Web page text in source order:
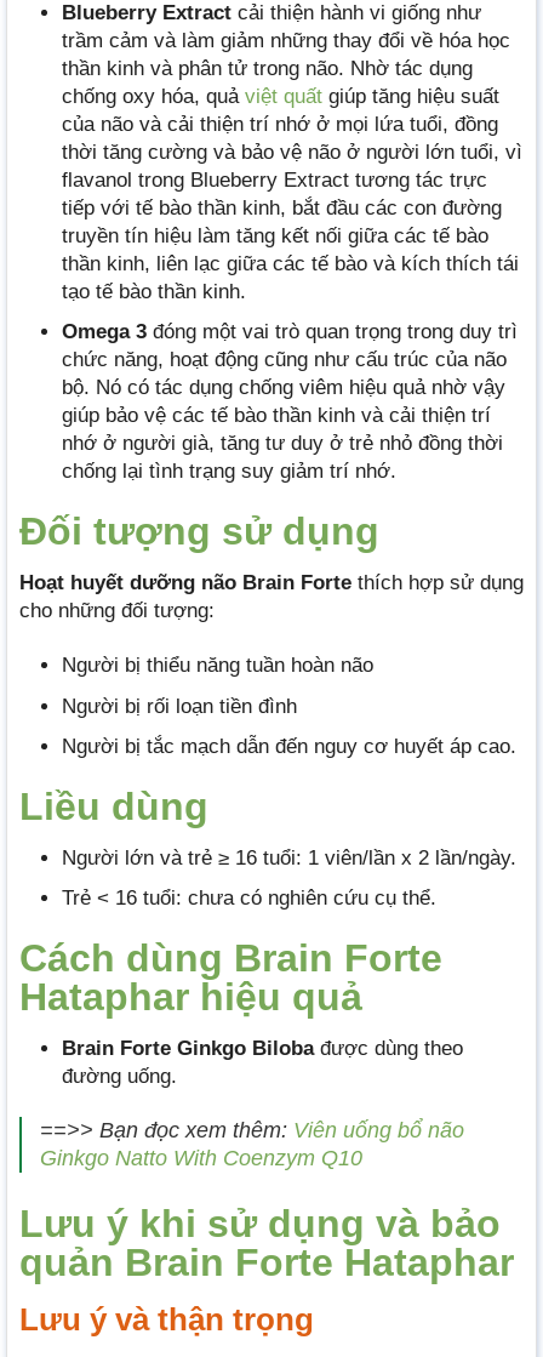
Blueberry Extract cải thiện hành vi giống như
trầm cảm và làm giảm những thay đổi về hóa học
thần kinh và phân tử trong não. Nhờ tác dụng
chống oxy hóa, quả việt quất giúp tăng hiệu suất
của não và cải thiện trí nhớ ở mọi lứa tuổi, đồng
thời tăng cường và bảo vệ não ở người lớn tuổi, vì
flavanol trong Blueberry Extract tương tác trực
tiếp với tế bào thần kinh, bắt đầu các con đường
truyền tín hiệu làm tăng kết nối giữa các tế bào
thần kinh, liên lạc giữa các tế bào và kích thích tái
tạo tế bào thần kinh.
Omega 3 đóng một vai trò quan trọng trong duy trì
chức năng, hoạt động cũng như cấu trúc của não
bộ. Nó có tác dụng chống viêm hiệu quả nhờ vậy
giúp bảo vệ các tế bào thần kinh và cải thiện trí
nhớ ở người già, tăng tư duy ở trẻ nhỏ đồng thời
chống lại tình trạng suy giảm trí nhớ.
Đối tượng sử dụng
Hoạt huyết dưỡng não Brain Forte thích hợp sử dụng
cho những đối tượng:
Người bị thiểu năng tuần hoàn não
Người bị rối loạn tiền đình
Người bị tắc mạch dẫn đến nguy cơ huyết áp cao.
Liều dùng
Người lớn và trẻ ≥ 16 tuổi: 1 viên/lần x 2 lần/ngày.
Trẻ < 16 tuổi: chưa có nghiên cứu cụ thể.
Cách dùng Brain Forte
Hataphar hiệu quả
Brain Forte Ginkgo Bilobađược dùng theo
đường uống.
==>> Bạn đọc xem thêm: Viên uống bổ não
Ginkgo Natto With Coenzym Q10
Lưu ý khi sử dụng và bảo
quản Brain Forte Hataphar
Lưu ý và thận trọng